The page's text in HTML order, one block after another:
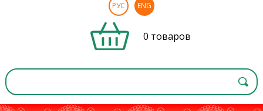
РУС ENG
0 товаров